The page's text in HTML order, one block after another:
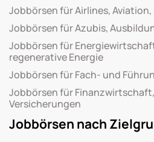
Jobbörsen für Airlines,
Jobbörsen für Azubis,
Jobbörsen für
regenerative Energie
Jobbörsen für Fach- und
Jobbörsen für
Versicherungen
Jobbörsen nach